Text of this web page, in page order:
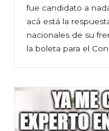
fue candidato a
acá está la
nacionales de su
la boleta para el